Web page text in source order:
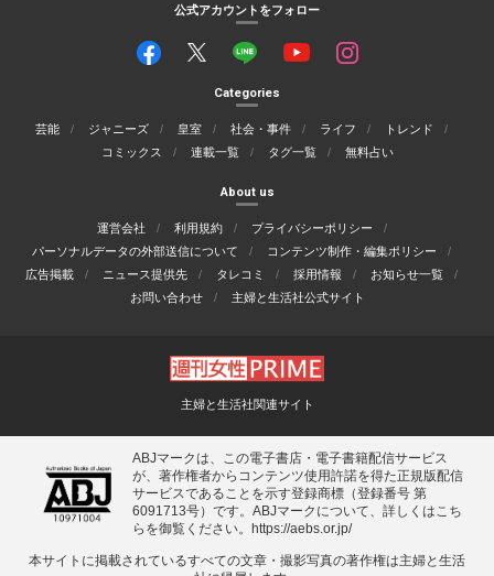
公式アカウントをフォロー
Categories
芸能 ジャニーズ 皇室 社会・事件 ライフ
トレンド
コミックス
連載一覧 タグ一覧 無料占い
About us
運営会社 利用規約
プライバシーポリシー
パーソナルデータの外部送信について
コンテンツ制作・編集ポリシー
広告掲載
ニュース提供先 タレコミ 採用情報
お知らせ一覧
お問い合わせ
主婦と生活社公式サイト
主婦と生活社関連サイト
ABJマークは、この電子書店・電子書籍配信サービス
が、著作権者からコンテンツ使用許諾を得た正規版配信
サービスであることを示す登録商標（登録番号 第
6091713号）です。ABJマークについて、詳しくはこち
らを御覧ください。
https://aebs.or.jp/
本サイトに掲載されているすべての⽂章・撮影写真の著作権は主婦と⽣活